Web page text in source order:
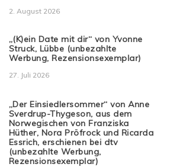
2. August 2026
„(K)ein Date mit dir“ von Yvonne
Struck, Lübbe (unbezahlte
Werbung, Rezensionsexemplar)
27. Juli 2026
„Der Einsiedlersommer“ von Anne
Sverdrup-Thygeson, aus dem
Norwegischen von Franziska
Hüther, Nora Pröfrock und Ricarda
Essrich, erschienen bei dtv
(unbezahlte Werbung,
Rezensionsexemplar)